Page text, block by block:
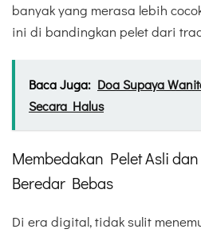
banyak yang merasa lebih
ini di bandingkan pelet dari
Baca Juga: Doa Supaya
Secara Halus
Membedakan Pelet Asli
Beredar Bebas
Di era digital, tidak sulit